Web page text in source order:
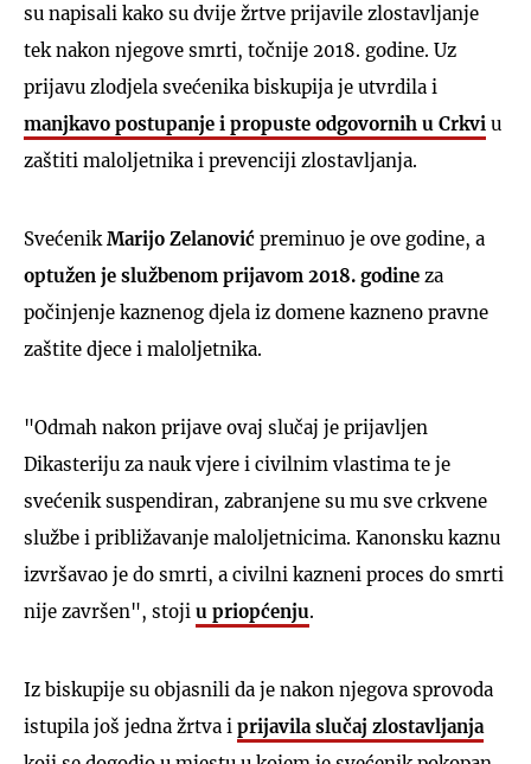
su napisali kako su dvije žrtve prijavile zlostavljanje
tek nakon njegove smrti, točnije 2018. godine. Uz
prijavu zlodjela svećenika biskupija je utvrdila i
manjkavo postupanje i propuste odgovornih u Crkvi u
zaštiti maloljetnika i prevenciji zlostavljanja.
Svećenik Marijo Zelanović preminuo je ove godine, a
optužen je službenom prijavom 2018. godine za
počinjenje kaznenog djela iz domene kazneno pravne
zaštite djece i maloljetnika.
"Odmah nakon prijave ovaj slučaj je prijavljen
Dikasteriju za nauk vjere i civilnim vlastima te je
svećenik suspendiran, zabranjene su mu sve crkvene
službe i približavanje maloljetnicima. Kanonsku kaznu
izvršavao je do smrti, a civilni kazneni proces do smrti
nije završen", stoji u priopćenju.
Iz biskupije su objasnili da je nakon njegova sprovoda
istupila još jedna žrtva i prijavila slučaj zlostavljanja